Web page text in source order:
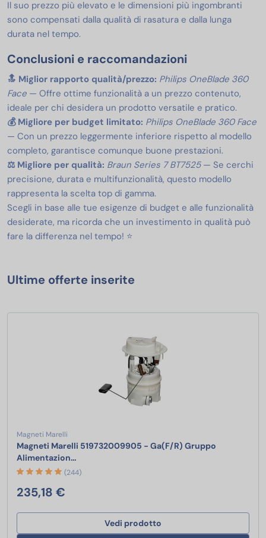
Il suo prezzo più elevato e le dimensioni più ingombranti
sono compensati dalla qualità di rasatura e dalla lunga
durata nel tempo.
Conclusioni e raccomandazioni
🔝 Miglior rapporto qualità/prezzo: Philips OneBlade 360
Face — Offre ottime funzionalità a un prezzo contenuto,
ideale per chi desidera un prodotto versatile e pratico.
💰 Migliore per budget limitato: Philips OneBlade 360 Face
— Con un prezzo leggermente inferiore rispetto al modello
completo, garantisce comunque buone prestazioni.
⚖️ Migliore per qualità: Braun Series 7 BT7525— Se cerchi
precisione, durata e multifunzionalità, questo modello
rappresenta la scelta top di gamma.
Scegli in base alle tue esigenze di budget e alle funzionalità
desiderate, ma ricorda che un investimento in qualità può
fare la differenza nel tempo! ⭐️
Ultime offerte inserite
Magneti Marelli
Magneti Marelli 519732009905 - Ga(F/R) Gruppo
Alimentazion…
(244)
235,18 €
Vedi prodotto